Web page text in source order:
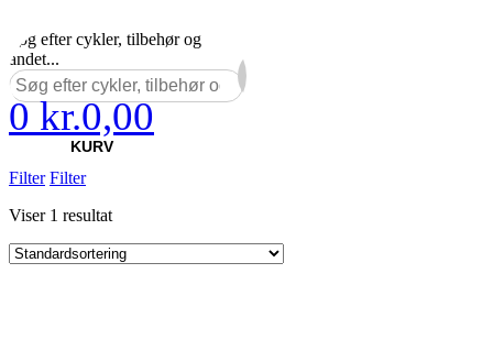
Søg efter cykler, tilbehør og
andet...
×
0 kr.0,00
KURV
Filter Filter
Viser 1 resultat